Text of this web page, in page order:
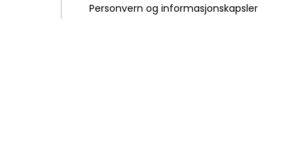
Personvern og informasjonskapsler